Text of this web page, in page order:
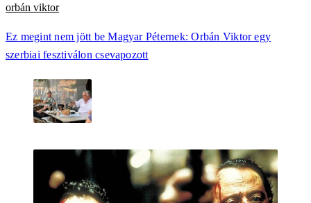
orbán viktor
Ez megint nem jött be Magyar Péternek: Orbán Viktor egy
szerbiai fesztiválon csevapozott